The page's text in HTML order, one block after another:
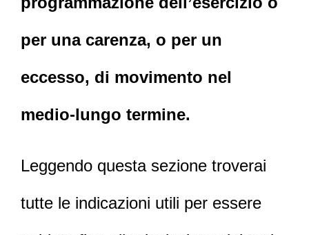
per una carenza, o per un
eccesso, di movimento nel
medio-lungo termine.
Leggendo questa sezione troverai
tutte le indicazioni utili per essere